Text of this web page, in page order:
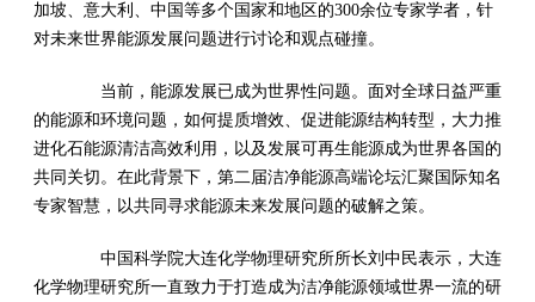
加坡、意大利、中国等多个国家和地区的300余位专家学者，针
对未来世界能源发展问题进行讨论和观点碰撞。
当前，能源发展已成为世界性问题。面对全球日益严重
的能源和环境问题，如何提质增效、促进能源结构转型，大力推
进化石能源清洁高效利用，以及发展可再生能源成为世界各国的
共同关切。在此背景下，第二届洁净能源高端论坛汇聚国际知名
专家智慧，以共同寻求能源未来发展问题的破解之策。
中国科学院大连化学物理研究所所长刘中民表示，大连
化学物理研究所一直致力于打造成为洁净能源领域世界一流的研